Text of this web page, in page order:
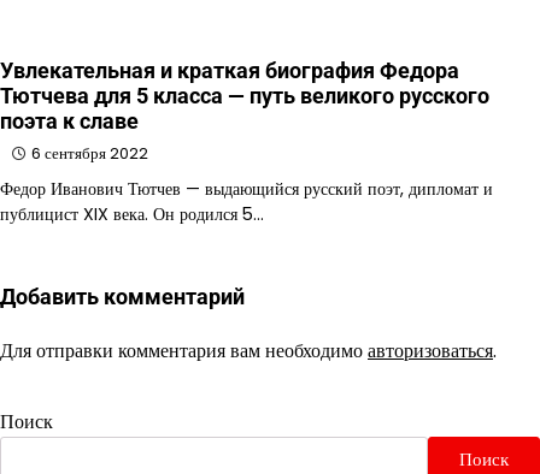
Увлекательная и краткая биография Федора
Тютчева для 5 класса — путь великого русского
поэта к славе
6 сентября 2022
Федор Иванович Тютчев — выдающийся русский поэт, дипломат и
публицист XIX века. Он родился 5…
Добавить комментарий
Для отправки комментария вам необходимоавторизоваться.
Поиск
Поиск